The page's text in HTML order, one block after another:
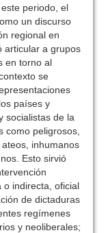
periodo, el
un discurso
regional en
articular a grupos
en torno al
se
países y
socialistas de la
como peligrosos,
inhumanos
Esto sirvió
o indirecta, oficial
de dictaduras
regímenes
y neoliberales;